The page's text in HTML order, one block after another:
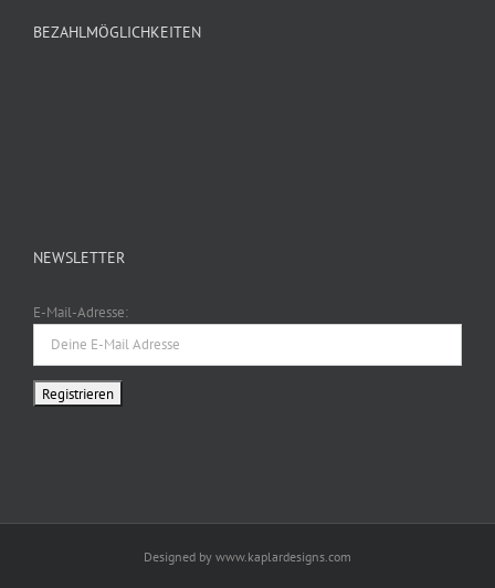
BEZAHLMÖGLICHKEITEN
NEWSLETTER
E-Mail-Adresse:
Designed by www.kaplardesigns.com